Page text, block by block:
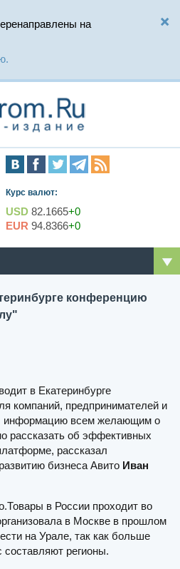
на
Курс валют:
USD 82.1665+0
EUR 94.8366+0
конференцию
в Екатеринбурге
компаний, предпринимателей и
информацию всем желающим о
рассказать об эффективных
рассказал
бизнеса Авито Иван
в России проходит во
в Москве в прошлом
на Урале, так как больше
составляют регионы.